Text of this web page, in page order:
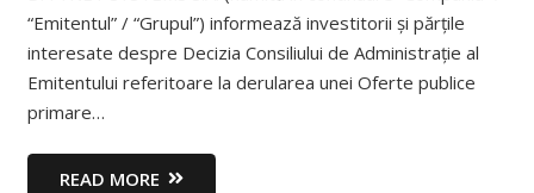
“Emitentul” / “Grupul”) informează investitorii și părțile
interesate despre Decizia Consiliului de Administrație al
Emitentului referitoare la derularea unei Oferte publice
primare…
READ MORE